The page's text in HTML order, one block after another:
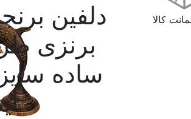
دلفین
برنزی
کالا